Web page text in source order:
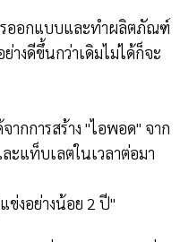
รออกแบบและทำผลิตภัณฑ์
างดีขึ้นกว่าเดิมไม่ได้ก็จะ
ากการสร้าง "ไอพอด" จาก
แท็บเลตในเวลาต่อมา
ข่งอย่างน้อย 2 ปี"